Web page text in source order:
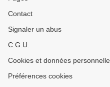
Contact
Signaler un abus
C.G.U.
Cookies et données
Préférences cookies